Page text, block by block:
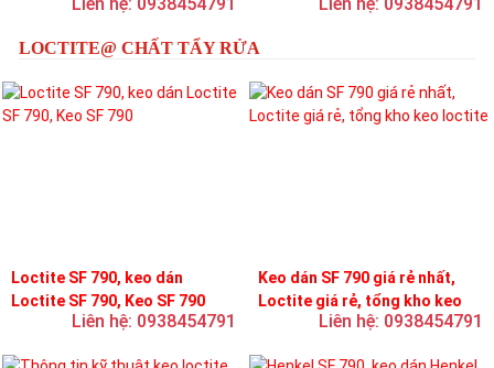
Liên hệ: 0938454791 Liên hệ: 0938454791
LOCTITE@ CHẤT TẨY RỬA
Loctite SF 790, keo dán
Loctite SF 790, Keo SF 790
Liên hệ: 0938454791
Keo dán SF 790 giá rẻ nhất,
Loctite giá rẻ, tổng kho keo
Liên hệ: 0938454791